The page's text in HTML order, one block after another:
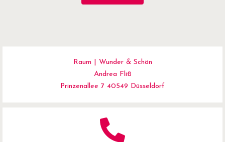
Raum | Wunder & Schön
Andrea Fliß
Prinzenallee 7 40549 Düsseldorf